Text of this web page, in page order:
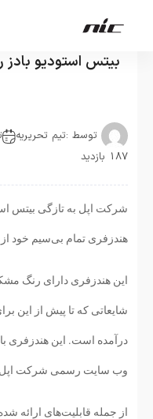
بیتس استودیو
توسط :تیم تحریریه
187 بازدید
شرکت اپل به تازگی بیتس
هندزفری تمام بی‌سیم خود
این هندزفری دارای رنگ
شایعاتی که تا پیش از این
وب سایت رسمی شرکت
از جمله قابلیت‌های ارائه